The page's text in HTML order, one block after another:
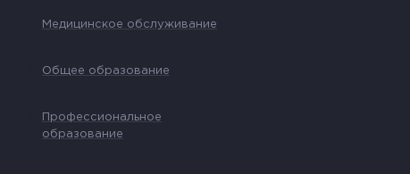
Медицинское обслуживание
Общее образование
Профессиональное
образование